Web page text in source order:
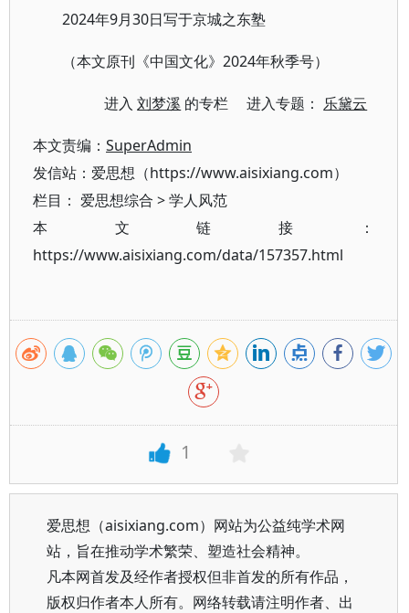
2024年9月30日写于京城之东塾
（本文原刊《中国文化》2024年秋季号）
进入刘梦溪 的专栏 进入专题： 乐黛云
本文责编： SuperAdmin
发信站：爱思想（https://www.aisixiang.com）
栏目： 爱思想综合 >学人风范
本文链接：
https://www.aisixiang.com/data/157357.html
1
爱思想（aisixiang.com）网站为公益纯学术网
站，旨在推动学术繁荣、塑造社会精神。
凡本网首发及经作者授权但非首发的所有作品，
版权归作者本人所有。网络转载请注明作者、出